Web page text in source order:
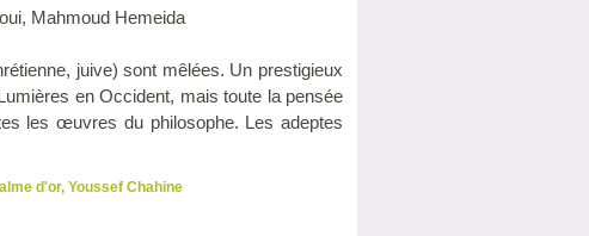
Mahmoud Hemeida
juive) sont mêlées. Un prestigieux
en Occident, mais toute la pensée
les œuvres du philosophe. Les adeptes
d'or, Youssef Chahine